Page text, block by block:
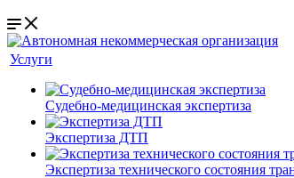
Услуги
Судебно-медицинская экспертиза
Экспертиза ДТП
Экспертиза технического состояния